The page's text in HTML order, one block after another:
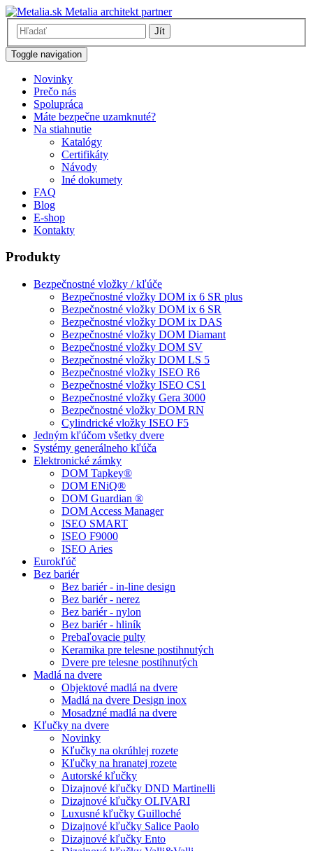
Metalia architekt partner
Jít
Toggle navigation
Novinky
Prečo nás
Spolupráca
Máte bezpečne uzamknuté?
Na stiahnutie
Katalógy
Certifikáty
Návody
Iné dokumety
FAQ
Blog
E-shop
Kontakty
Produkty
Bezpečnostné vložky / kľúče
Bezpečnostné vložky DOM ix 6 SR plus
Bezpečnostné vložky DOM ix 6 SR
Bezpečnostné vložky DOM ix DAS
Bezpečnostné vložky DOM Diamant
Bezpečnostné vložky DOM SV
Bezpečnostné vložky DOM LS 5
Bezpečnostné vložky ISEO R6
Bezpečnostné vložky ISEO CS1
Bezpečnostné vložky Gera 3000
Bezpečnostné vložky DOM RN
Cylindrické vložky ISEO F5
Jedným kľúčom všetky dvere
Systémy generálneho kľúča
Elektronické zámky
DOM Tapkey®
DOM ENiQ®
DOM Guardian ®
DOM Access Manager
ISEO SMART
ISEO F9000
ISEO Aries
Eurokľúč
Bez bariér
Bez bariér - in-line design
Bez bariér - nerez
Bez bariér - nylon
Bez bariér - hliník
Prebaľovacie pulty
Keramika pre telesne postihnutých
Dvere pre telesne postihnutých
Madlá na dvere
Objektové madlá na dvere
Madlá na dvere Design inox
Mosadzné madlá na dvere
Kľučky na dvere
Novinky
Kľučky na okrúhlej rozete
Kľučky na hranatej rozete
Autorské kľučky
Dizajnové kľučky DND Martinelli
Dizajnové kľučky OLIVARI
Luxusné kľučky Guilloché
Dizajnové kľučky Salice Paolo
Dizajnové kľučky Ento